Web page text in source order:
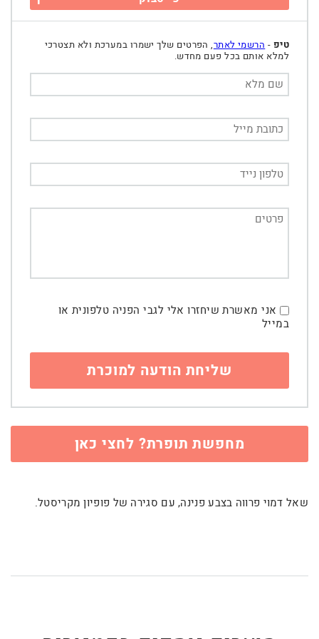
טיפ - הרשמי לאתר, הפרטים שלך ישמרו במערכת ולא תצטרכי
למלא אותם בכל פעם מחדש.
אני מאשרת שיחזרו אלי לגבי הפניה טלפונית או
במייל
מחפשת תופרת? לחצי כאן
שאל דמוי פרווה בצבע פנינה, עם סגירה של פופיון מקריסטל.